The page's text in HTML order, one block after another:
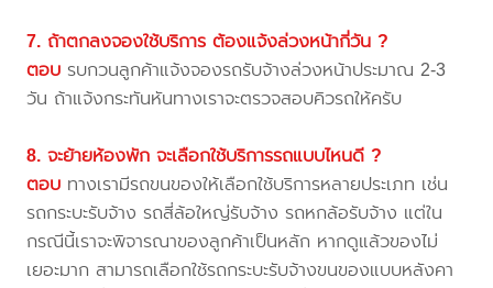
7. ถ้าตกลงจองใช้บริการ ต้องแจ้งล่วงหน้ากี่วัน ?
ตอบ รบกวนลูกค้าแจ้งจองรถรับจ้างล่วงหน้าประมาณ 2-3
วัน ถ้าแจ้งกระทันหันทางเราจะตรวจสอบคิวรถให้ครับ
8. จะย้ายห้องพัก จะเลือกใช้บริการรถแบบไหนดี ?
ตอบ ทางเรามีรถขนของให้เลือกใช้บริการหลายประเภท เช่น
รถกระบะรับจ้าง รถสี่ล้อใหญ่รับจ้าง รถหกล้อรับจ้าง แต่ใน
กรณีนี้เราจะพิจารณาของลูกค้าเป็นหลัก หากดูแล้วของไม่
เยอะมาก สามารถเลือกใช้รถกระบะรับจ้างขนของแบบหลังคา